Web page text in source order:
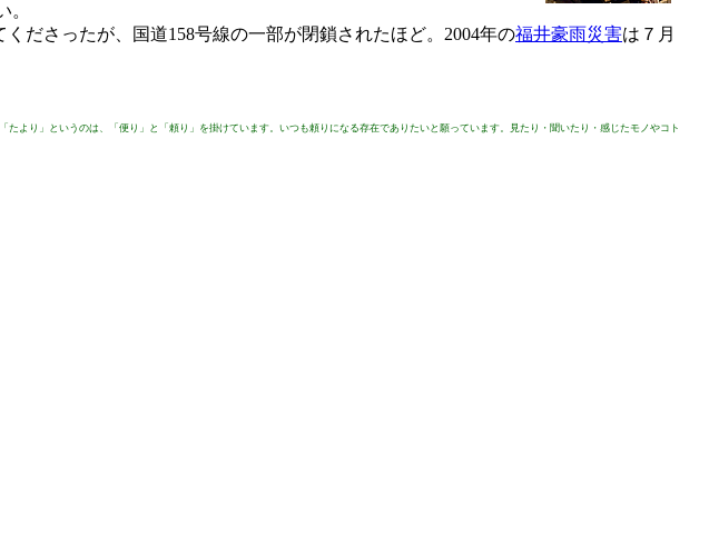
ださったが、国道158号線の一部が閉鎖されたほど。2004年の福井豪雨災害は７月
より」というのは、「便り」と「頼り」を掛けています。いつも頼りになる存在でありたいと願っています。見たり・聞いたり・感じたモノやコト